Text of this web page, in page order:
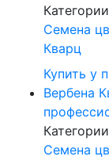
Cемена
Кварц
Купить у
Вербена
Cемена